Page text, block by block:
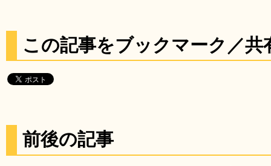
この記事をブックマーク／共
前後の記事